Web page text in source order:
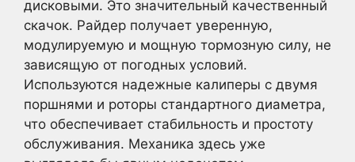
дисковыми. Это значительный качественный
скачок. Райдер получает уверенную,
модулируемую и мощную тормозную силу, не
зависящую от погодных условий.
Используются надежные калиперы с двумя
поршнями и роторы стандартного диаметра,
что обеспечивает стабильность и простоту
обслуживания. Механика здесь уже